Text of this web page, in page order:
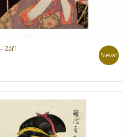
Září
Rozpětí
270 Kč
až
Sleva!